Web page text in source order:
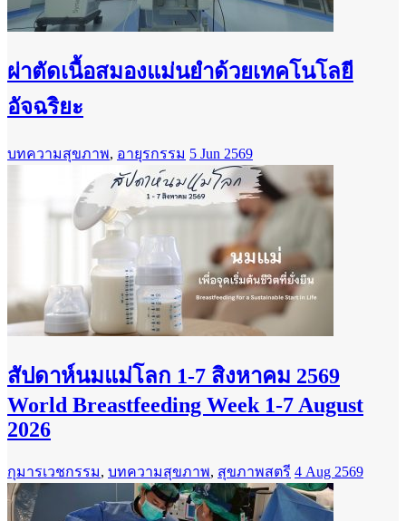
ผ่าตัดเนื้อสมองแม่นยำด้วยเทคโนโลยี
อัจฉริยะ
บทความสุขภาพ, อายุรกรรม 5 Jun 2569
สัปดาห์นมแม่โลก 1-7 สิงหาคม 2569
World Breastfeeding Week 1-7 August
2026
กุมารเวชกรรม, บทความสุขภาพ, สุขภาพสตรี 4 Aug 2569